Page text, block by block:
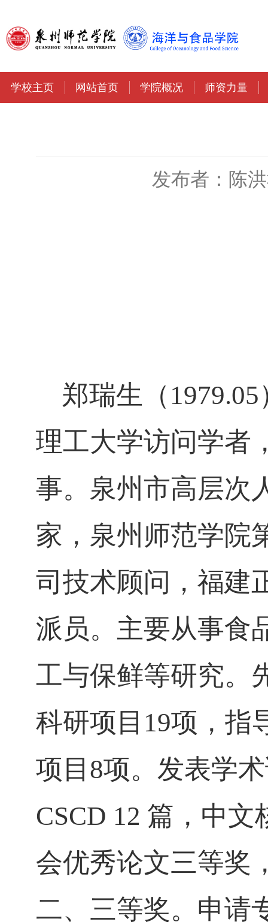
学校主页 网站首页 学院概况 师资力量
发布者：陈
郑瑞生（1979.05
理工大学访问学者
事。泉州市高层次
家，泉州师范学院
司技术顾问，福建
派员。主要从事食
工与保鲜等研究。
科研项目19项，指
项目8项。发表学
CSCD 12 篇，中
会优秀论文三等奖
二、三等奖。申请